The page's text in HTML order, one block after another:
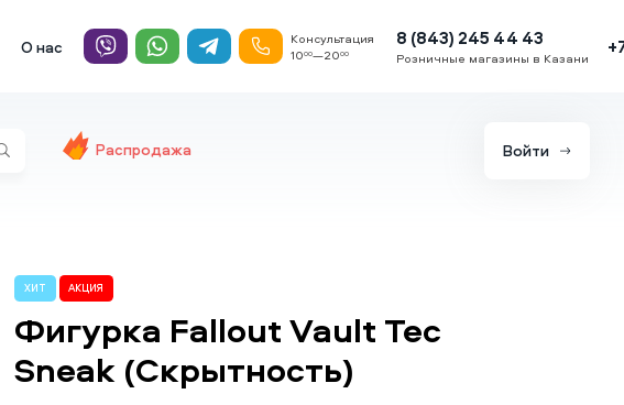
О нас
Консультация
1000—2000
8 (843) 245 44 43
Розничные магазины в Казани
Распродажа Войти
ХИТ АКЦИЯ
Фигурка Fallout Vault Tec
Sneak (Скрытность)